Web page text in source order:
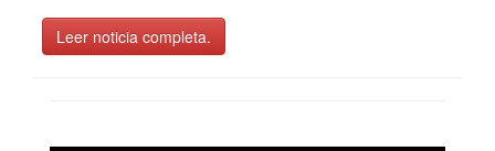
Leer noticia completa.